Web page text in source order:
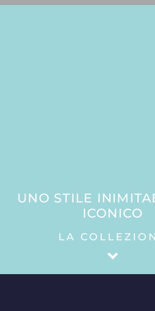
UNO STILE
ICONICO
LA